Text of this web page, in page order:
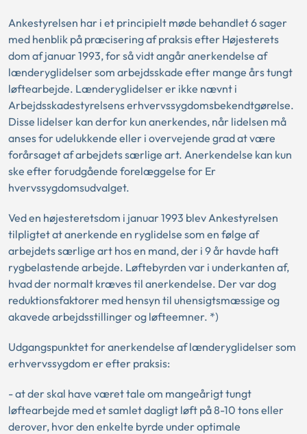
Ankestyrelsen har i et principielt møde behandlet 6 sager
med henblik på præcisering af praksis efter Højesterets
dom af januar 1993, for så vidt angår anerkendelse af
lænderyglidelser som arbejdsskade efter mange års tungt
løftearbejde. Lænderyglidelser er ikke nævnt i
Arbejdsskadestyrelsens erhvervssygdomsbekendtgørelse.
Disse lidelser kan derfor kun anerkendes, når lidelsen må
anses for udelukkende eller i overvejende grad at være
forårsaget af arbejdets særlige art. Anerkendelse kan kun
ske efter forudgående forelæggelse for Er
hvervssygdomsudvalget.
Ved en højesteretsdom i januar 1993 blev Ankestyrelsen
tilpligtet at anerkende en ryglidelse som en følge af
arbejdets særlige art hos en mand, der i 9 år havde haft
rygbelastende arbejde. Løftebyrden var i underkanten af,
hvad der normalt kræves til anerkendelse. Der var dog
reduktionsfaktorer med hensyn til uhensigtsmæssige og
akavede arbejdsstillinger og løfteemner. *)
Udgangspunktet for anerkendelse af lænderyglidelser som
erhvervssygdom er efter praksis:
- at der skal have været tale om mangeårigt tungt
løftearbejde med et samlet dagligt løft på 8-10 tons eller
derover, hvor den enkelte byrde under optimale